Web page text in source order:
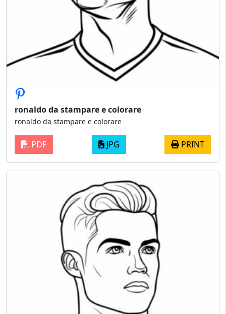
ronaldo da stampare e colorare
ronaldo da stampare e colorare
PDF JPG PRINT